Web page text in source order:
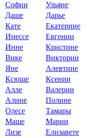
Софии
Ульяне
Даше
Дарье
Кате
Екатерине
Инессе
Евгении
Инне
Кристине
Вике
Виктории
Яне
Алевтине
Ксюше
Ксении
Алле
Валерии
Алине
Полине
Олесе
Тамары
Маше
Марии
Лизе
Елизавете